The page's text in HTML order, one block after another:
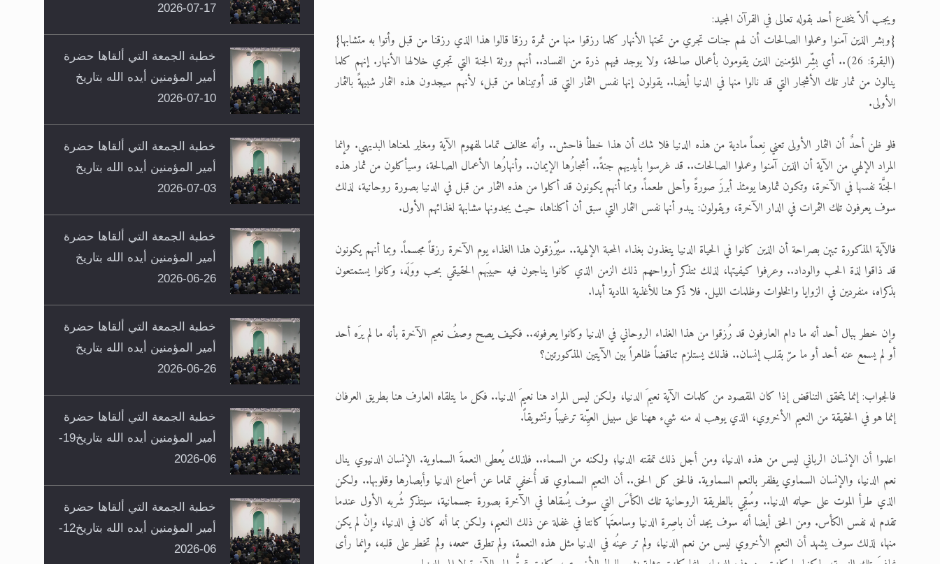
ويجب ألاّ ينخدع أحد بقوله تعالى في القرآن المجيد:
{وبشر الذين آمنوا وعملوا الصالحات أن لهم جنات تجري من تحتها الأنهار كلما رزقوا منها من ثمرة رزقا قالوا هذا الذي رزقنا من قبل وأتوا به متشابها}
(البقرة: 26)
.. أي بشِّر المؤمنين الذين يقومون بأعمال صالحة، ولا يوجد فيهم ذرة من الفساد.. أنهم ورثة الجنة التي تجري خلالها الأنهار. إنهم كلما
ينالون من ثمار تلك الأشجار التي قد نالوا منها في الدنيا أيضا.. يقولون إنها نفس الثمار التي قد أوتيناها من قبل، لأنهم سيجدون هذه الثمار شبيهةً بالثمار
الأولى.
فلو ظن أحدٌ أن الثمار الأولى تعني نِعماً مادية من هذه الدنيا فلا شك أن هذا خطأ فاحش.. وأنه مخالف تماما لمفهوم الآية ومغاير لمعناها البديهي. وإنما
المراد الإلهي من الآية أن الذين آمنوا وعملوا الصالحات.. قد غرسوا بأيديهم جنةً.. أشجارُها الإيمان.. وأنهارُها الأعمال الصالحة، وسيأكلون من ثمار هذه
الجنَّة نفسها في الآخرة، وتكون ثمارها يومئذ أبرزَ صورةً وأحلى طعماً. وبما أنهم يكونون قد أكلوا من هذه الثمار من قبل في الدنيا بصورة روحانية، لذلك
سوف يعرفون تلك الثمرات في الدار الآخرة، ويقولون: يبدو أنها نفس الثمار التي سبق أن أكلناها، حيث يجدونها مشابهة لغذائهم الأول.
فالآية المذكورة تبين بصراحة أن الذين كانوا في الحياة الدنيا يتغذون بغذاء المحبة الإلهية.. سيُرْزقون هذا الغذاء يوم الآخرة رزقاً مجسماً. وبما أنهم يكونون
قد ذاقوا لذة الحب والوداد.. وعرفوا كيفيتها، لذلك تتذكر أرواحهم ذلك الزمن الذي كانوا يناجون فيه حبيبَهم الحقيقي بحب ووَلَه، وكانوا يستمتعون
بذكراه، منفردين في الزوايا والخلوات وظلمات الليل. فلا ذكر هنا للأغذية المادية أبدا.
وإن خطر ببال أحد أنه ما دام العارفون قد رُزقوا من هذا الغذاء الروحاني في الدنيا وكانوا يعرفونه.. فكيف يصح وصفُ نعيم الآخرة بأنه ما لم يرَه أحد
أو لم يسمع عنه أحد أو ما مرّ بقلب إنسان.. فذلك يستلزم تناقضاً ظاهراً بين الآيتين المذكورتين؟
فالجواب: إنما يتحقق التناقض إذا كان المقصود من كلمات الآية نعيمَ الدنيا، ولكن ليس المراد هنا نعيمَ الدنيا.. فكل ما يتلقاه العارف هنا بطريق العرفان
إنما هو في الحقيقة من النعيم الأخروي، الذي يوهب له منه شيء ههنا على سبيل العيِّنة ترغيباً وتشويقاً.
اعلموا أن الإنسان الرباني ليس من هذه الدنيا، ومن أجل ذلك تمقته الدنيا؛ ولكنه من السماء.. فلذلك يُعطى النعمةَ السماوية. الإنسان الدنيوي ينال
نعم الدنيا، والإنسان السماوي يظفر بالنعم السماوية. فالحق كل الحق.. أن النعيم السماوي قد أُخفي تماما عن أسماع الدنيا وأبصارها وقلوبها.. ولكن
الذي طرأ الموت على حياته الدنيا.. وسُقِي بالطريقة الروحانية تلك الكأسَ التي سوف يُسقاها في الآخرة بصورة جسمانية، سيتذكر شُربه الأول عندما
تقدم له نفس الكأس. ومن الحق أيضا أنه سوف يجد أن باصِرة الدنيا وسامعتَها كانتا في غفلة عن ذلك النعيم، ولكن بما أنه كان في الدنيا، وإنْ لم يكن
منها، لذلك سوف يشهد أن النعيم الأخروي ليس من نعم الدنيا، ولم تر عينُه في الدنيا مثل هذه النعمة، ولم تطرق سمعه، ولم تخطر على قلبه، وإنما رأى
17-07-2026
خطبة الجمعة التي ألقاها حضرة
أمير المؤمنين أيده الله بتاريخ
10-07-2026
خطبة الجمعة التي ألقاها حضرة
أمير المؤمنين أيده الله بتاريخ
03-07-2026
خطبة الجمعة التي ألقاها حضرة
أمير المؤمنين أيده الله بتاريخ
26-06-2026
خطبة الجمعة التي ألقاها حضرة
أمير المؤمنين أيده الله بتاريخ
26-06-2026
خطبة الجمعة التي ألقاها حضرة
أمير المؤمنين أيده الله بتاريخ19-
06-2026
خطبة الجمعة التي ألقاها حضرة
أمير المؤمنين أيده الله بتاريخ12-
06-2026